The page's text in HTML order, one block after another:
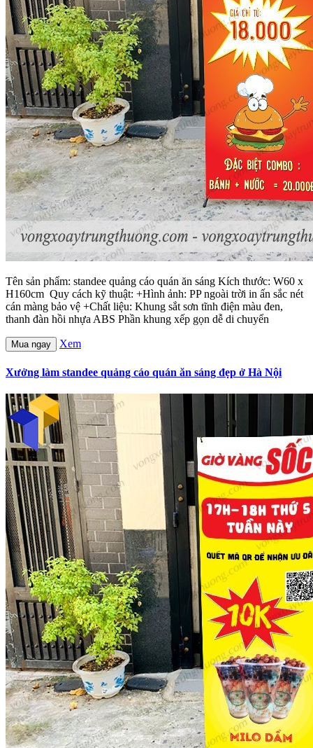
Tên sản phẩm: standee quảng cáo quán ăn sáng Kích thước: W60 x
H160cm Quy cách kỹ thuật: +Hình ảnh: PP ngoài trời in ấn sắc nét
cán màng bảo vệ +Chất liệu: Khung sắt sơn tĩnh điện màu đen,
thanh đàn hồi nhựa ABS Phần khung xếp gọn dễ di chuyển
Mua ngay Xem
Xưởng làm standee quảng cáo quán ăn sáng đẹp ở Hà Nội